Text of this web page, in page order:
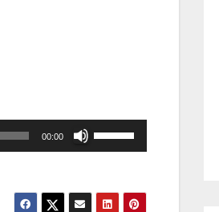
00:00
Use
as
cima/baixo